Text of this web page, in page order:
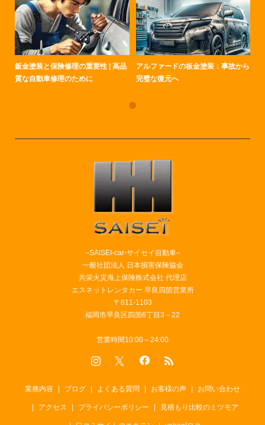
鈑金塗装と保険修理の重要性 | 高品
質な自動車修理のために
アルファードの板金塗装：事故から
完璧な復元へ
–SAISEI-car-サイセイ自動車–
一般社団法人 日本損害保険協会
共栄火災海上保険株式会社 代理店
エスネットレンタカー 早良四箇営業所
〒811-1103
福岡市早良区四箇6丁目3－22
営業時間10:00～24:00
業務内容 ブログ よくある質問 お客様の声 お問い合わせ
アクセス プライバシーポリシー 見積もり比較のミツモア